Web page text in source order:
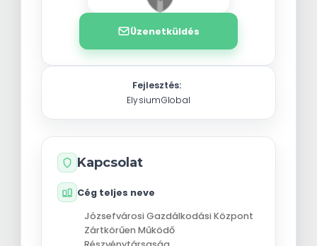
Üzenetküldés
Fejlesztés:
ElysiumGlobal
Kapcsolat
Cég teljes neve
Józsefvárosi Gazdálkodási Központ
Zártkörűen Működő